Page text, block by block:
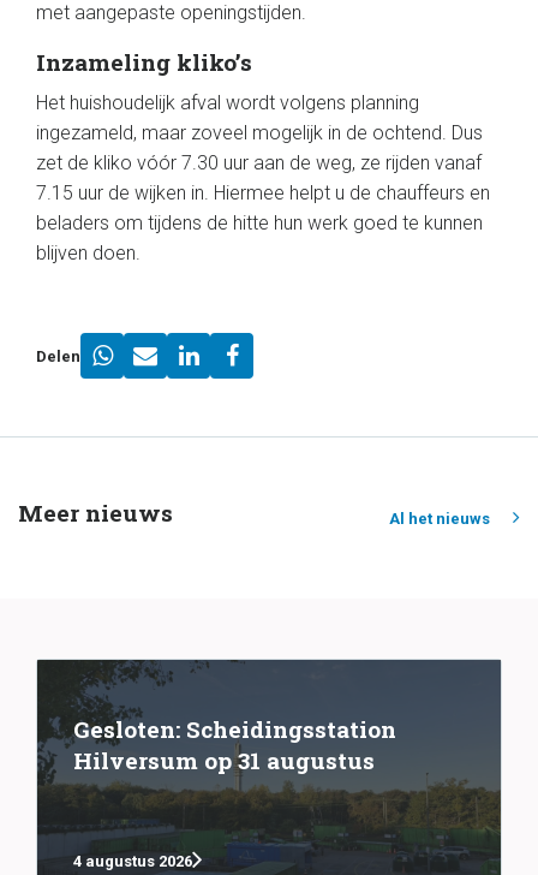
met aangepaste openingstijden.
Inzameling kliko’s
Het huishoudelijk afval wordt volgens planning
ingezameld, maar zoveel mogelijk in de ochtend. Dus
zet de kliko vóór 7.30 uur aan de weg, ze rijden vanaf
7.15 uur de wijken in. Hiermee helpt u de chauffeurs en
beladers om tijdens de hitte hun werk goed te kunnen
blijven doen.
Delen
Meer nieuws Al het nieuws
Gesloten: Scheidingsstation
Hilversum op 31 augustus
4 augustus 2026